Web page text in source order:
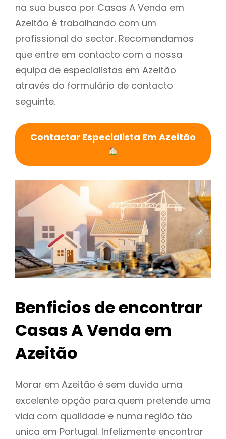
na sua busca por Casas A Venda em
Azeitão é trabalhando com um
profissional do sector. Recomendamos
que entre em contacto com a nossa
equipa de especialistas em Azeitão
através do formulário de contacto
seguinte.
Contactar Especialista Em Azeitão
Benficios de encontrar
Casas A Venda em
Azeitão
Morar em Azeitão é sem duvida uma
excelente opção para quem pretende uma
vida com qualidade e numa região táo
unica em Portugal. Infelizmente encontrar